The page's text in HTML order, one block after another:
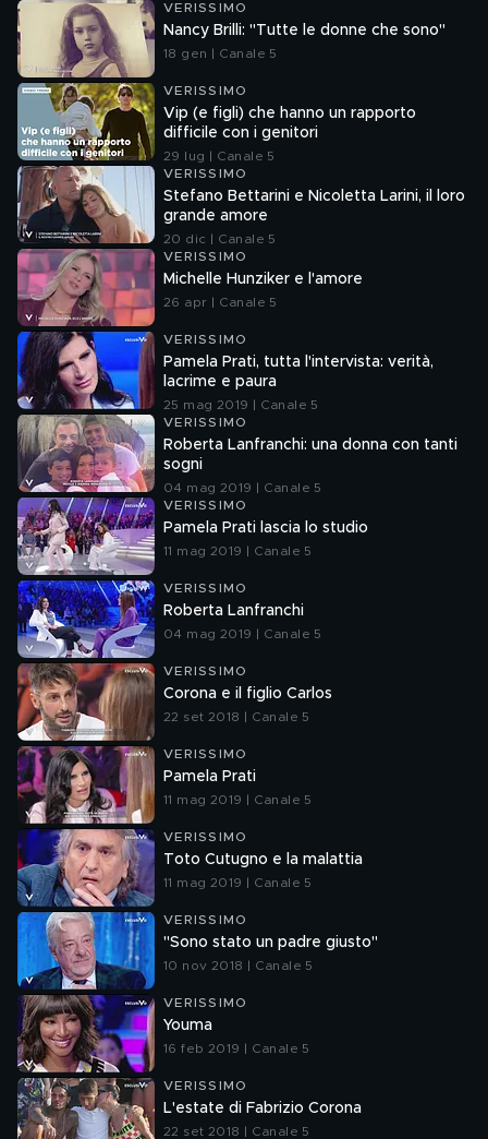
VERISSIMO
Nancy Brilli: "Tutte le donne che sono"
18 gen | Canale 5
VERISSIMO
Vip (e figli) che hanno un rapporto
difficile con i genitori
29 lug | Canale 5
VERISSIMO
Stefano Bettarini e Nicoletta Larini, il loro
grande amore
20 dic | Canale 5
VERISSIMO
Michelle Hunziker e l'amore
26 apr | Canale 5
VERISSIMO
Pamela Prati, tutta l'intervista: verità,
lacrime e paura
25 mag 2019 | Canale 5
VERISSIMO
Roberta Lanfranchi: una donna con tanti
sogni
04 mag 2019 | Canale 5
VERISSIMO
Pamela Prati lascia lo studio
11 mag 2019 | Canale 5
VERISSIMO
Roberta Lanfranchi
04 mag 2019 | Canale 5
VERISSIMO
Corona e il figlio Carlos
22 set 2018 | Canale 5
VERISSIMO
Pamela Prati
11 mag 2019 | Canale 5
VERISSIMO
Toto Cutugno e la malattia
11 mag 2019 | Canale 5
VERISSIMO
"Sono stato un padre giusto"
10 nov 2018 | Canale 5
VERISSIMO
Youma
16 feb 2019 | Canale 5
VERISSIMO
L'estate di Fabrizio Corona
22 set 2018 | Canale 5